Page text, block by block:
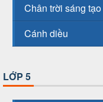
Chân trời sáng tạo
Cánh diều
LỚP 5